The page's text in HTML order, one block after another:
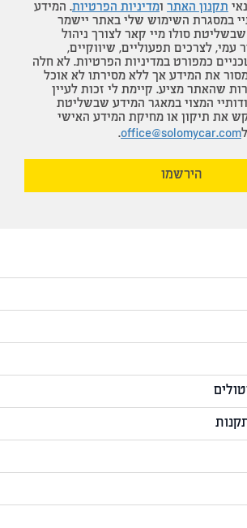
תקנון האתר ומדיניות הפרטיות. המידע
במסגרת השימוש שלי באתר יישמר
סולו מיי קאר לצורך ניהול
עמי, לצרכים תפעוליים, שיווקיים,
כמפורט במדיניות הפרטיות. לא חלה
את המידע אך ללא מסירתו לא אוכל
שהאתר מציע. קיימת לי זכות לעיין
המצוי במאגר המידע שבשליטת
את תיקון או מחיקת המידע האישי
office@solomycar.com
.
הירשמו